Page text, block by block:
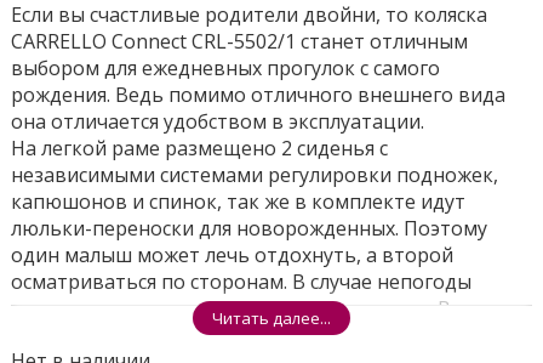
Если вы счастливые родители двойни, то коляска
CARRELLO Connect CRL-5502/1 станет отличным
выбором для ежедневных прогулок с самого
рождения. Ведь помимо отличного внешнего вида
она отличается удобством в эксплуатации.
На легкой раме размещено 2 сиденья с
независимыми системами регулировки подножек,
капюшонов и спинок, так же в комплекте идут
люльки-переноски для новорожденных. Поэтому
один малыш может лечь отдохнуть, а второй
осматриваться по сторонам. В случае непогоды
можно использовать теплые чехлы для ног. В
большую корзину можно сложить покупки и
Читать далее...